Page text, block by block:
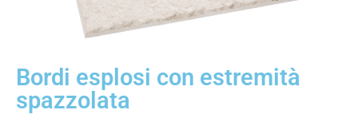
Bordi esplosi con estremità
spazzolata